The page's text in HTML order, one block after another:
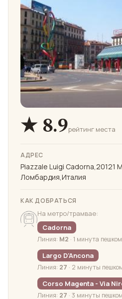
★ 8.9рейтинг места
АДРЕС
Piazzale Luigi Cadorna,20121
Ломбардия,Италия
КАК ДОБРАТЬСЯ
На метро/трамвае:
Cadorna
Линия: M2 · 1 минута пешком
Largo D'Ancona
Линия: 27 · 2 минуты
Corso Magenta - Via
Линия: 27 · 3 минуты пешком